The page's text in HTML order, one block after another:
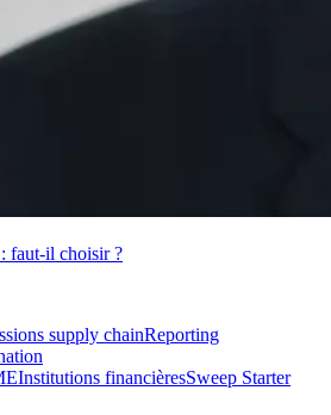
faut-il choisir ?
supply chainReporting
Institutions financièresSweep Starter